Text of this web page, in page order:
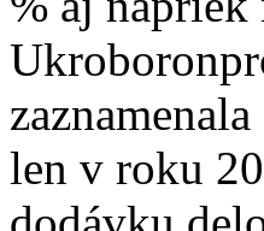
len v roku